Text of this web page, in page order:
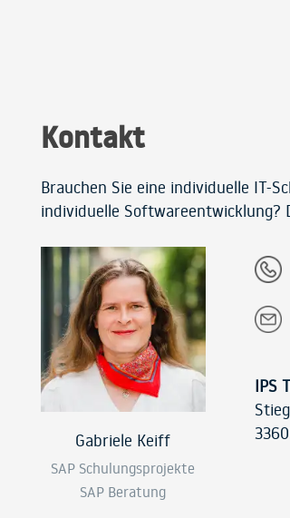
Kontakt
Brauchen Sie eine individuelle IT-
individuelle Softwareentwicklung?
Gabriele Keiff
SAP Schulungsprojekte
SAP Beratung
IPS